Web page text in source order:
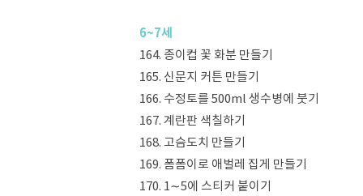
6~7세
164. 종이컵 꽃 화분 만들기
165. 신문지 커튼 만들기
166. 수정토를 500ml 생수병에 붓기
167. 계란판 색칠하기
168. 고슴도치 만들기
169. 폼폼이로 애벌레 집게 만들기
170. 1∼5에 스티커 붙이기